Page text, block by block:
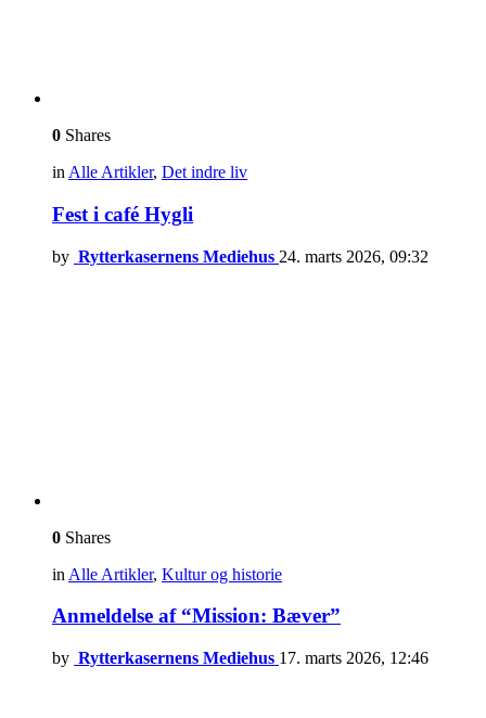
0 Shares
in Alle Artikler, Det indre liv
Fest i café Hygli
by Rytterkasernens Mediehus 24. marts 2026, 09:32
0 Shares
in Alle Artikler, Kultur og historie
Anmeldelse af “Mission: Bæver”
by Rytterkasernens Mediehus 17. marts 2026, 12:46